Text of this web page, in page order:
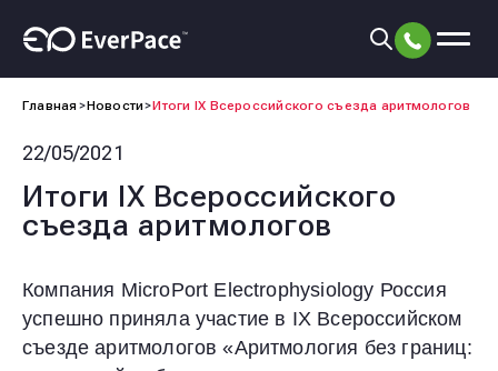
Главная Новости Итоги IX Всероссийского съезда аритмологов
22/05/2021
Итоги IX Всероссийского
съезда аритмологов
Компания MicroPort Electrophysiology Россия
успешно приняла участие в IX Всероссийском
съезде аритмологов «Аритмология без границ: